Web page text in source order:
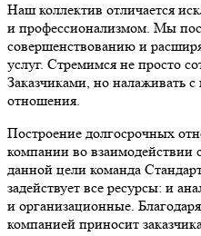
Наш коллектив отличается
и профессионализмом. Мы
совершенствованию и
услуг. Стремимся не просто
Заказчиками, но налаживать
отношения.
Построение долгосрочных
компании во взаимодействии
данной цели команда
задействует все ресурсы: и
и организационные.
компанией приносит